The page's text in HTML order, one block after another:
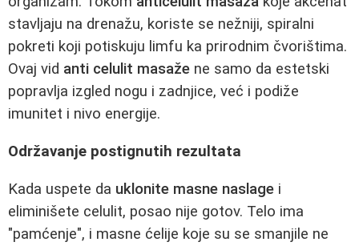
stavljaju na drenažu, koriste se nežniji, spiralni
pokreti koji potiskuju limfu ka prirodnim čvorištima.
Ovaj vid anti celulit masaže ne samo da estetski
popravlja izgled nogu i zadnjice, već i podiže
imunitet i nivo energije.
Održavanje postignutih rezultata
Kada uspete da uklonite masne naslage i
eliminišete celulit, posao nije gotov. Telo ima
"pamćenje", i masne ćelije koje su se smanjile ne